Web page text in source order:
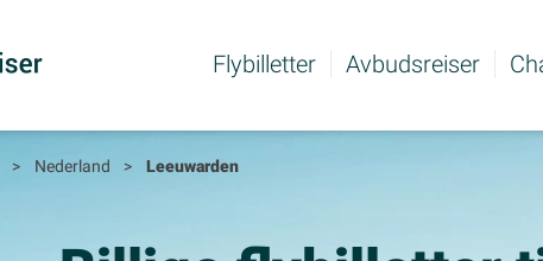
Flybilletter Avbudsreiser
> Nederland > Leeuwarden